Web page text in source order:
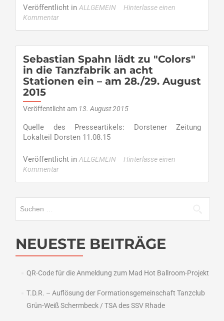
about
sucht
Verstärkung
Veröffentlicht in ALLGEMEIN
Hinterlasse einen
Kommentar
Sebastian Spahn lädt zu "Colors"
in die Tanzfabrik an acht
Stationen ein – am 28./29. August
2015
Veröffentlicht am 13. August 2015
Quelle des Presseartikels: Dorstener Zeitung
Lokalteil Dorsten 11.08.15
Veröffentlicht in ALLGEMEIN
Hinterlasse einen
Kommentar
NEUESTE BEITRÄGE
QR-Code für die Anmeldung zum Mad Hot Ballroom-Projekt
T.D.R. – Auflösung der Formationsgemeinschaft Tanzclub
Grün-Weiß Schermbeck / TSA des SSV Rhade